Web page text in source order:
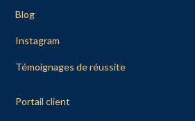
Blog
Instagram
Témoignages de réussite
Portail client